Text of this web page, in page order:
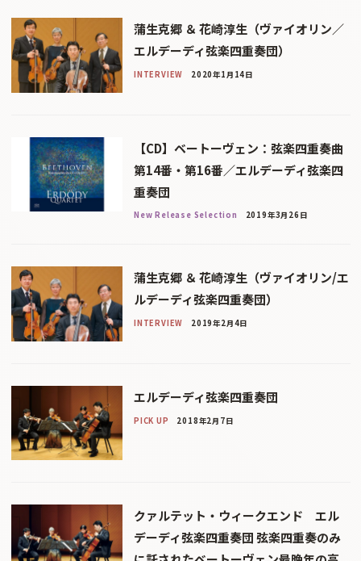
蒲生克郷 ＆ 花崎淳生（ヴァイオリン／
エルデーディ弦楽四重奏団）
INTERVIEW 2020年1月14日
【CD】ベートーヴェン：弦楽四重奏曲
第14番・第16番／エルデーディ弦楽四
重奏団
New Release Selection 2019年3月26日
蒲生克郷 ＆ 花崎淳生（ヴァイオリン/エ
ルデーディ弦楽四重奏団）
INTERVIEW 2019年2月4日
エルデーディ弦楽四重奏団
PICK UP 2018年2月7日
クァルテット・ウィークエンド エル
デーディ弦楽四重奏団 弦楽四重奏のみ